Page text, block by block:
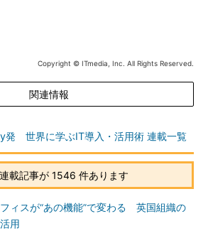
Copyright © ITmedia, Inc. All Rights Reserved.
関連情報
発 世界に学ぶIT導入・活用術 連載一覧
載記事が 1546 件あります
ィスが“あの機能”で変わる 英国組織の
用